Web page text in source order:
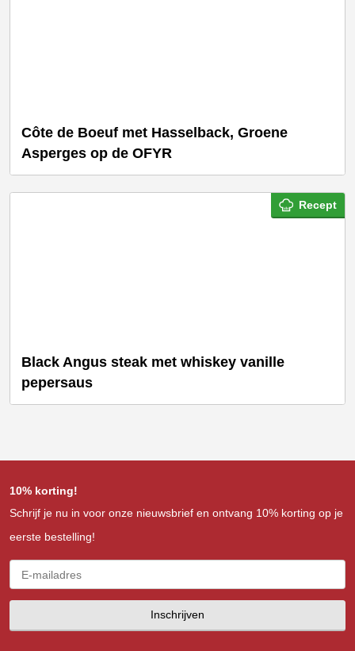
Côte de Boeuf met Hasselback, Groene
Asperges op de OFYR
Recept
Black Angus steak met whiskey vanille
pepersaus
10% korting!
Schrijf je nu in voor onze nieuwsbrief en ontvang 10% korting op je
eerste bestelling!
Inschrijven